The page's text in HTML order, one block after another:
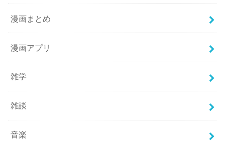
漫画まとめ
漫画アプリ
雑学
雑談
音楽